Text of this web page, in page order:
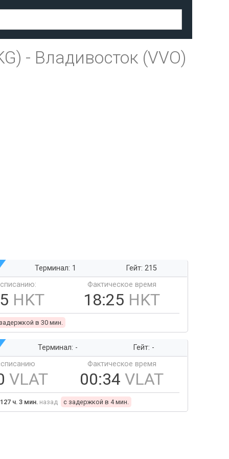
- Владивосток (VVO)
Терминал: 1
Гейт: 215
HKT
Фактическое время
18:25 HKT
в 30 мин.
Терминал: -
Гейт: -
VLAT
Фактическое время
00:34 VLAT
ч. 3 мин. назад c задержкой в 4 мин.